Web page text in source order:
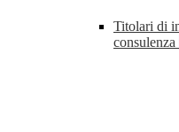
Titolari di
consulenza